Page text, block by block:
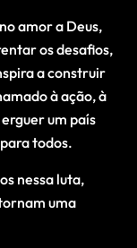
amor a Deus,
os desafios,
a construir
à ação, à
um país
todos.
nessa luta,
uma